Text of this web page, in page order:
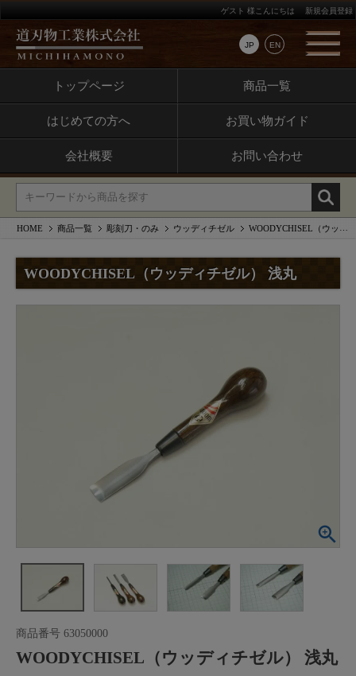
JP EN
ゲスト 様こんにちは 新規会員登録
トップページ 商品一覧
はじめての方へ お買い物ガイド
会社概要 お問い合わせ
HOME 商品一覧 彫刻刀・のみ ウッディチゼル WOODYCHISEL（ウッディチゼル） 浅丸
WOODYCHISEL（ウッディチゼル） 浅丸
商品番号 63050000
WOODYCHISEL（ウッディチゼル） 浅丸